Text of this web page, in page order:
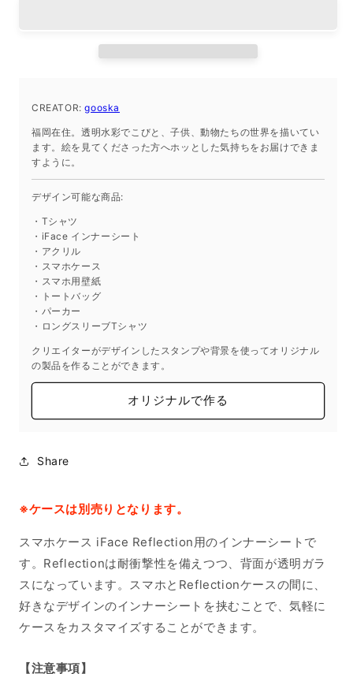
SE
2022/SE
2020/8/7
の
数
量
減
ら
す
ー
2022/SE
2020/8/7
の
量
CREATOR:gooska
福岡在住。透明水彩でこびと、子供、動物たちの世界を描いてい
ます。絵を見てくださった方へホッとした気持ちをお届けできま
すように。
デザイン可能な商品:
・Tシャツ
・iFace インナーシート
・アクリル
・スマホケース
・スマホ用壁紙
・トートバッグ
・パーカー
・ロングスリーブTシャツ
クリエイターがデザインしたスタンプや背景を使ってオリジナル
の製品を作ることができます。
オリジナルで作る
Share
※ケースは別売りとなります。
スマホケース iFace Reflection用のインナーシートで
す。Reflectionは耐衝撃性を備えつつ、背面が透明ガラ
スになっています。スマホとReflectionケースの間に、
好きなデザインのインナーシートを挟むことで、気軽に
ケースをカスタマイズすることができます。
【注意事項】